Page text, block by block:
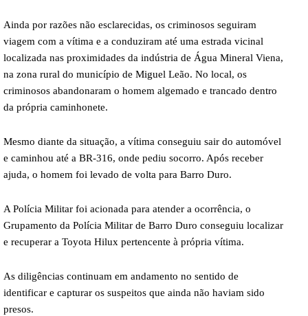
Ainda por razões não esclarecidas, os criminosos seguiram
viagem com a vítima e a conduziram até uma estrada vicinal
localizada nas proximidades da indústria de Água Mineral Viena,
na zona rural do município de Miguel Leão. No local, os
criminosos abandonaram o homem algemado e trancado dentro
da própria caminhonete.
Mesmo diante da situação, a vítima conseguiu sair do automóvel
e caminhou até a BR-316, onde pediu socorro. Após receber
ajuda, o homem foi levado de volta para Barro Duro.
A Polícia Militar foi acionada para atender a ocorrência, o
Grupamento da Polícia Militar de Barro Duro conseguiu localizar
e recuperar a Toyota Hilux pertencente à própria vítima.
As diligências continuam em andamento no sentido de
identificar e capturar os suspeitos que ainda não haviam sido
presos.